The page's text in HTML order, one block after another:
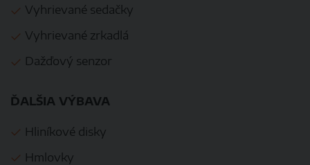
Vyhrievané sedačky
Vyhrievané zrkadlá
Dažďový senzor
ĎALŠIA VÝBAVA
Hliníkové disky
Hmlovky